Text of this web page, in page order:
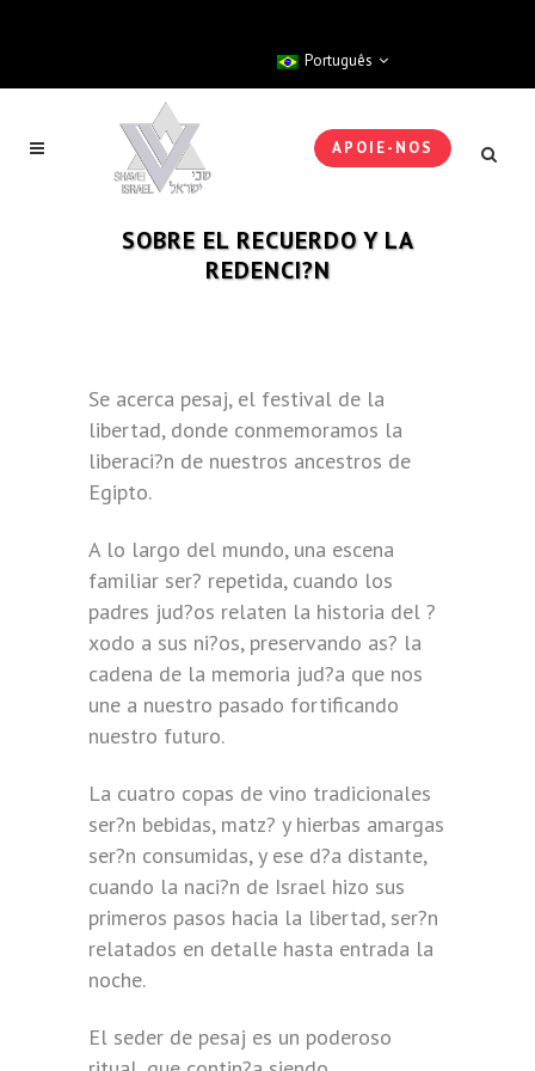
Português
APOIE-NOS
SOBRE EL RECUERDO Y LA
REDENCI?N
Se acerca pesaj, el festival de la
libertad, donde conmemoramos la
liberaci?n de nuestros ancestros de
Egipto.
A lo largo del mundo, una escena
familiar ser? repetida, cuando los
padres jud?os relaten la historia del ?
xodo a sus ni?os, preservando as? la
cadena de la memoria jud?a que nos
une a nuestro pasado fortificando
nuestro futuro.
La cuatro copas de vino tradicionales
ser?n bebidas, matz? y hierbas amargas
ser?n consumidas, y ese d?a distante,
cuando la naci?n de Israel hizo sus
primeros pasos hacia la libertad, ser?n
relatados en detalle hasta entrada la
noche.
El seder de pesaj es un poderoso